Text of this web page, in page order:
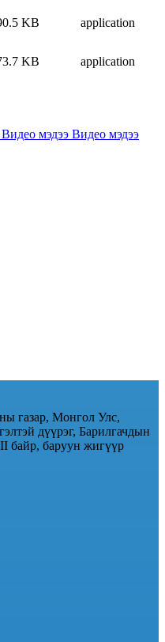
KB application
KB application
Видео мэдээ Видео мэдээ
газар, Монгол Улс,
дүүрэг, Барилгачдын
байр, баруун жигүүр